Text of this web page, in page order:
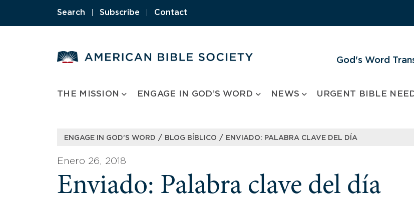
Search Subscribe Contact
God's Word
THE MISSION ENGAGE IN GOD’S WORD NEWS URGENT BIBLE
ENGAGE IN GOD’S WORD / BLOG BÍBLICO / ENVIADO: PALABRA CLAVE DEL DÍA
Enero 26, 2018
Enviado: Palabra clave del día